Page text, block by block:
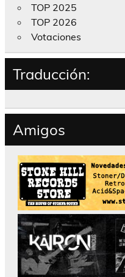
TOP 2025
TOP 2026
Votaciones
Traducción:
Amigos